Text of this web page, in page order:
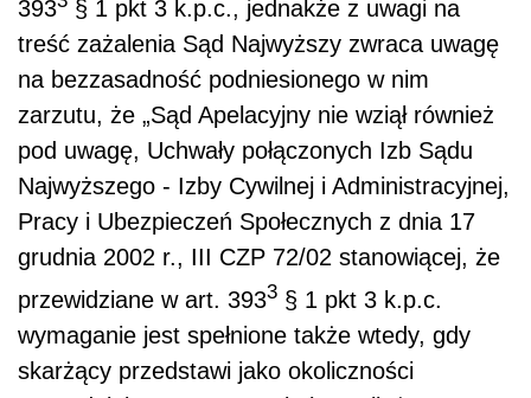
393
§ 1 pkt 3 k.p.c., jednakże z uwagi na
treść zażalenia Sąd Najwyższy zwraca uwagę
na bezzasadność podniesionego w nim
zarzutu, że „Sąd Apelacyjny nie wziął również
pod uwagę, Uchwały połączonych Izb Sądu
Najwyższego - Izby Cywilnej i Administracyjnej,
Pracy i Ubezpieczeń Społecznych z dnia 17
grudnia 2002 r., III CZP 72/02 stanowiącej, że
przewidziane w art. 3933 § 1 pkt 3 k.p.c.
wymaganie jest spełnione także wtedy, gdy
skarżący przedstawi jako okoliczności